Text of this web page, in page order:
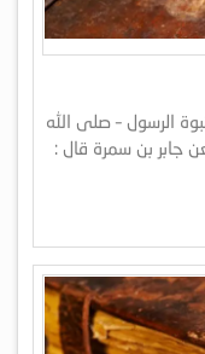
الرسول – صلى الله
جابر بن سمرة قال :